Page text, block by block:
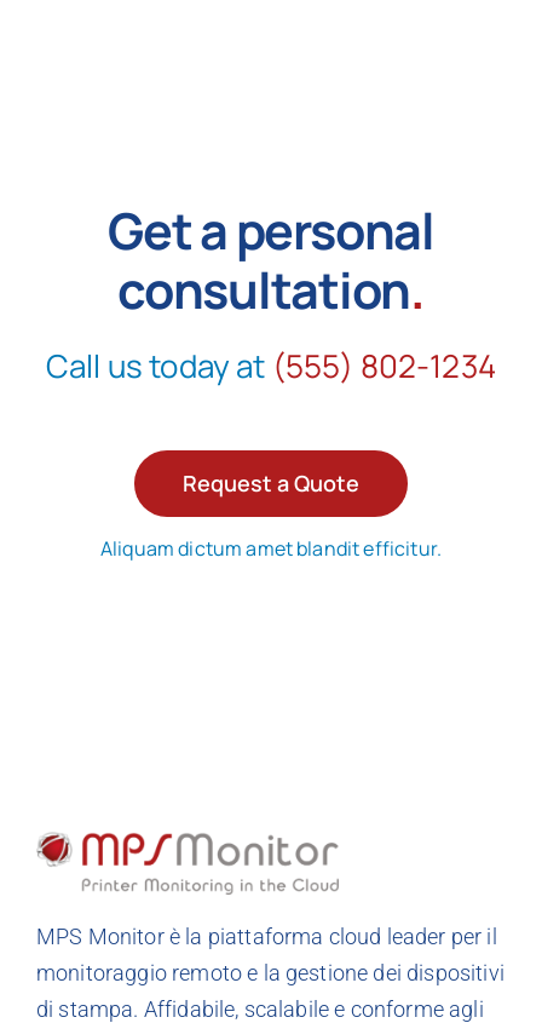
Get a personal
consultation.
Call us today at (555) 802-1234
Request a Quote
Aliquam dictum amet blandit efficitur.
MPS Monitor è la piattaforma cloud leader per il
monitoraggio remoto e la gestione dei dispositivi
di stampa. Affidabile, scalabile e conforme agli